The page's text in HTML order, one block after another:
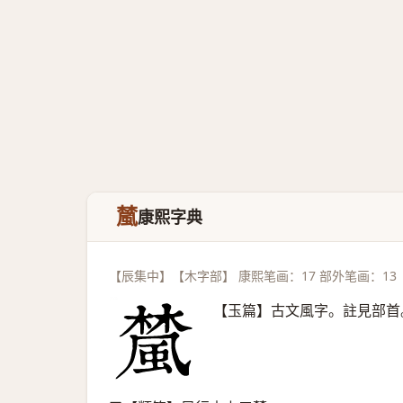
檒康熙字典
【辰集中】【木字部】 康熙笔画：17 部外笔画：13
【玉篇】古文風字。註見部